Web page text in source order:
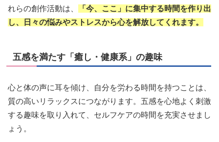
れらの創作活動は、
「今、ここ」に集中する時間を作り出
し、日々の悩みやストレスから心を解放してくれます。
五感を満たす「癒し・健康系」の趣味
心と体の声に耳を傾け、自分を労わる時間を持つことは、
質の高いリラックスにつながります。五感を心地よく刺激
する趣味を取り入れて、セルフケアの時間を充実させまし
ょう。